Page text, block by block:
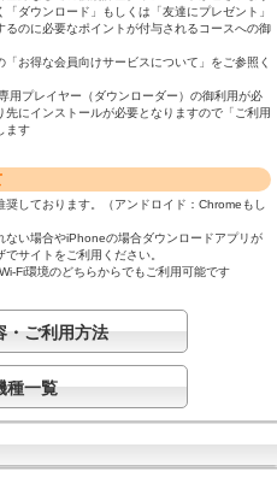
ダウンロード」もしくは「友達にプレゼント」
のに必要なポイントが付与されるコースへの御
お得な会員向けサービスについて」をご参照く
用プレイヤー（ダウンローダー）の御利用が必
にインストールが必要となりますので「ご利用
ます
しております。（アンドロイド：Chromeもし
い場合やiPhoneの場合ダウンロードアプリが
サイトをご利用ください。
Fi環境のどちらからでもご利用可能です
・ご利用方法
種一覧